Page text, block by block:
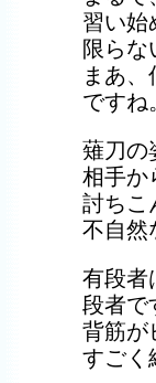
習い始
限らな
まあ
ですね
薙刀の
相手か
討ちこ
不自然
有段者
段者で
背筋が
すごく